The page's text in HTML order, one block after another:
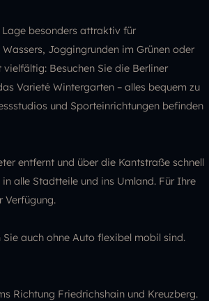
besonders attraktiv für
Joggingrunden im Grünen oder
Besuchen Sie die Berliner
Varieté Wintergarten – alles bequem zu
und Sporteinrichtungen befinden
entfernt und über die Kantstraße schnell
alle Stadtteile und ins Umland. Für Ihre
Verfügung.
auch ohne Auto flexibel mobil sind.
Richtung Friedrichshain und Kreuzberg.